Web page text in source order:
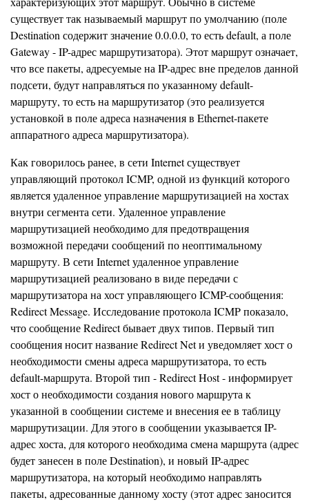
существует так называемый маршрут по умолчанию (поле
Destination содержит значение 0.0.0.0, то есть default, а поле
Gateway - IP-адрес маршрутизатора). Этот маршрут означает,
что все пакеты, адресуемые на IP-адрес вне пределов данной
подсети, будут направляться по указанному default-
маршруту, то есть на маршрутизатор (это реализуется
установкой в поле адреса назначения в Ethernet-пакете
аппаратного адреса маршрутизатора).
Как говорилось ранее, в сети Internet существует
управляющий протокол ICMP, одной из функций которого
является удаленное управление маршрутизацией на хостах
внутри сегмента сети. Удаленное управление
маршрутизацией необходимо для предотвращения
возможной передачи сообщений по неоптимальному
маршруту. В сети Internet удаленное управление
маршрутизацией реализовано в виде передачи с
маршрутизатора на хост управляющего ICMP-сообщения:
Redirect Message. Исследование протокола ICMP показало,
что сообщение Redirect бывает двух типов. Первый тип
сообщения носит название Redirect Net и уведомляет хост о
необходимости смены адреса маршрутизатора, то есть
default-маршрута. Второй тип - Redirect Host - информирует
хост о необходимости создания нового маршрута к
указанной в сообщении системе и внесения ее в таблицу
маршрутизации. Для этого в сообщении указывается IP-
адрес хоста, для которого необходима смена маршрута (адрес
будет занесен в поле Destination), и новый IP-адрес
маршрутизатора, на который необходимо направлять
пакеты, адресованные данному хосту (этот адрес заносится